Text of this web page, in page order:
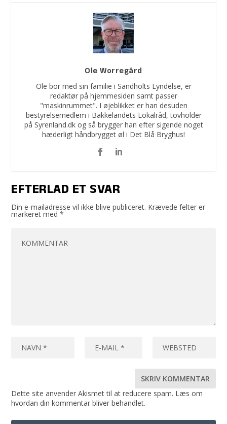
Ole Worregård
Ole bor med sin familie i Sandholts Lyndelse, er
redaktør på hjemmesiden samt passer
"maskinrummet". I øjeblikket er han desuden
bestyrelsemedlem i Bakkelandets Lokalråd, tovholder
på Syrenland.dk og så brygger han efter sigende noget
hæderligt håndbrygget øl i Det Blå Bryghus!
EFTERLAD ET SVAR
Din e-mailadresse vil ikke blive publiceret. Krævede felter er
markeret med*
Dette site anvender Akismet til at reducere spam. Læs om
hvordan din kommentar bliver behandlet.